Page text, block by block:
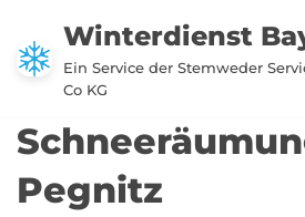
Zum
Inhalt
Winterdienst
Ein Service der Stemweder
Co KG
Pegnitz